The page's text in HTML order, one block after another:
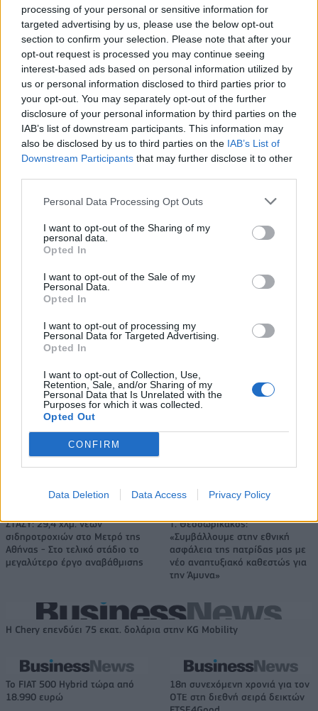
processing of your personal or sensitive information for
targeted advertising by us, please use the below opt-out
section to confirm your selection. Please note that after your
opt-out request is processed you may continue seeing
interest-based ads based on personal information utilized by
us or personal information disclosed to third parties prior to
your opt-out. You may separately opt-out of the further
disclosure of your personal information by third parties on the
IAB’s list of downstream participants. This information may
also be disclosed by us to third parties on the IAB’s List of
Downstream Participants that may further disclose it to other
Personal Data Processing Opt Outs
I want to opt-out of the Sharing of my
personal data.
Opted In
I want to opt-out of the Sale of my
Personal Data.
Opted In
I want to opt-out of processing my
Personal Data for Targeted Advertising.
Opted In
I want to opt-out of Collection, Use,
Retention, Sale, and/or Sharing of my
Personal Data that Is Unrelated with the
Purposes for which it was collected.
Opted Out
CONFIRM
Data Deletion Data Access Privacy Policy
Χρηματοδότηση 8 εκατ. ευρώ
Ξεκίνησε το πενταετές
πρόγραμμα ενίσχυσης του
Τύπου
Media: Με ενίσχυση 8 εκατ.
ευρώ σε 451 επιχειρήσεις
ξεκίνησε το πρόγραμμα
στήριξης- Κάλυψη εισφορών
ΕΔΟΕΑΠ
Πρόεδρος ο Γαληνός Γιαγλής
Η Toyota φέρνει νέα γενιά
μπαταριών για τα υβριδικά της
Σε κινεζική… πολιορκία η
Καρδίτσα: Επέστρεψε υγιής ο
Φράνσις Οκόρο
ΠΑΟΚ: Η άφιξη του Μπεν Μουρ
στη Θεσσαλονίκη (pics)
HELLENiQ ENERGY: Κέρδη 393 εκατ. ευρώ στο α' εξάμηνο – Στα 734
εκατ. ευρώ τα EBITDA
ΣΤΑΣΥ: 29,4 χλμ. νέων
σιδηροτροχιών στο Μετρό της
Αθήνας - Στο τελικό στάδιο το
μεγαλύτερο έργο αναβάθμισης
Τ. Θεοδωρικάκος:
«Συμβάλλουμε στην εθνική
ασφάλεια της πατρίδας μας με
νέο αναπτυξιακό καθεστώς για
την Άμυνα»
Η Chery επενδύει 75 εκατ. δολάρια στην KG Mobility
Το FIAT 500 Hybrid τώρα από
18.990 ευρώ
18η συνεχόμενη χρονιά για τον
ΟΤΕ στη διεθνή σειρά δεικτών